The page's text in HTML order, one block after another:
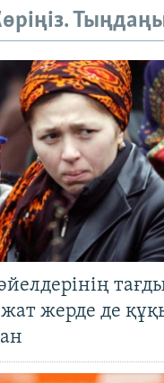
жат жерде де